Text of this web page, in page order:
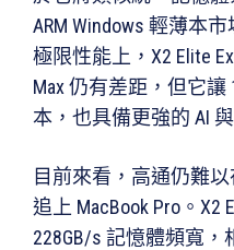
ARM Windows 輕薄本
極限性能上，X2 Elite
Max 仍有差距，但它
本，也具備更強的 AI
目前來看，高通仍難
追上 MacBook Pro。X2
228GB/s 記憶體頻寬，